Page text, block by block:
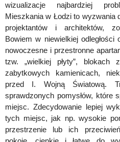
wizualizacje najbardziej
Mieszkania w Łodzi to wyzwania
projektantów i architektów,
Bowiem w niewielkiej
nowoczesne i przestronne
tzw. „wielkiej płyty”,
zabytkowych kamienicach,
przed I. Wojną Światową.
sprawdzonych pomysłów,
miejsc. Zdecydowanie lepiej
tych miejsc, jak np. wysokie
przestrzenie lub ich